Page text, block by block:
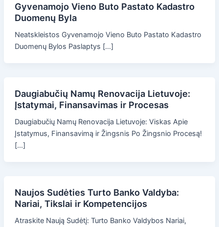
Gyvenamojo Vieno Buto Pastato Kadastro
Duomenų Byla
Neatskleistos Gyvenamojo Vieno Buto Pastato Kadastro
Duomenų Bylos Paslaptys […]
Daugiabučių Namų Renovacija Lietuvoje:
Įstatymai, Finansavimas ir Procesas
Daugiabučių Namų Renovacija Lietuvoje: Viskas Apie
Įstatymus, Finansavimą ir Žingsnis Po Žingsnio Procesą!
[…]
Naujos Sudėties Turto Banko Valdyba:
Nariai, Tikslai ir Kompetencijos
Atraskite Naują Sudėtį: Turto Banko Valdybos Nariai,